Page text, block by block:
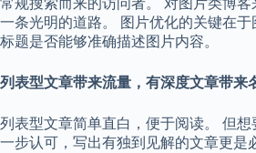
常规搜索而来的访问者。 对图片类博客
一条光明的道路。 图片优化的关键在于
标题是否能够准确描述图片内容。
列表型文章带来流量，有深度文章带来
列表型文章简单直白，便于阅读。 但
一步认可，写出有独到见解的文章更是